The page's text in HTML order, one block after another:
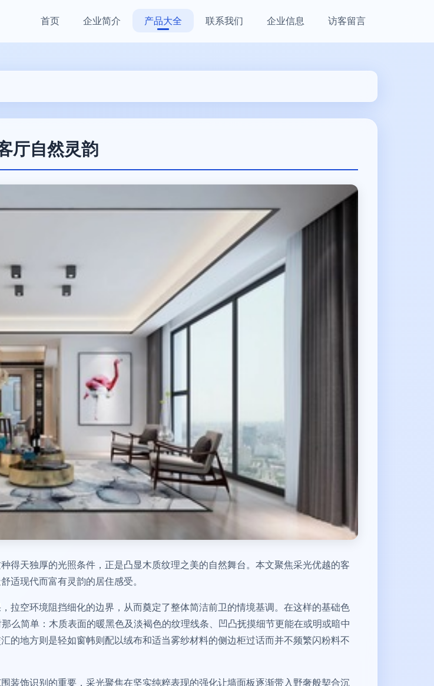
首页 企业简介 产品大全 联系我们 企业信息 访客留言
厅自然灵韵
得天独厚的光照条件，正是凸显木质纹理之美的自然舞台。本文聚焦采光优越的客
适现代而富有灵韵的居住感受。
拉空环境阻挡细化的边界，从而奠定了整体简洁前卫的情境基调。在这样的基础色
么简单：木质表面的暖黑色及淡褐色的纹理线条、凹凸抚摸细节更能在或明或暗中
的地方则是轻如窗帏则配以绒布和适当雾纱材料的侧边柜过话而并不频繁闪粉料不
装饰识别的重要，采光聚焦在坚实纯粹表现的强化让墙面板逐渐带入野奢般契合沉